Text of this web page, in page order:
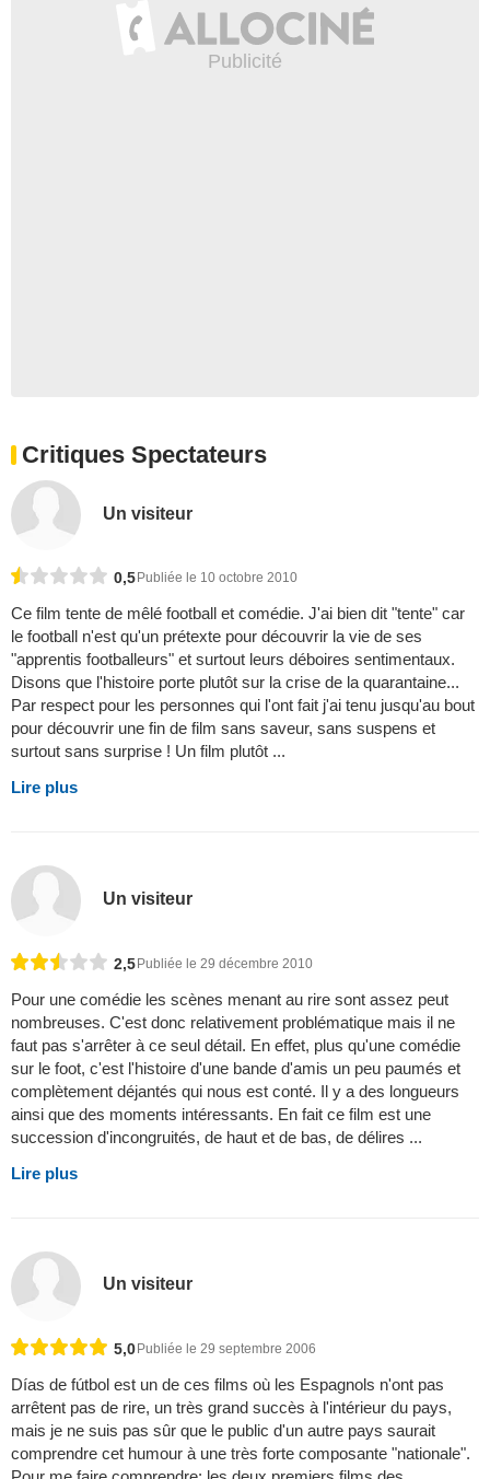
Critiques Spectateurs
Un visiteur
0,5 Publiée le 10 octobre 2010
Ce film tente de mêlé football et comédie. J'ai bien dit "tente" car
le football n'est qu'un prétexte pour découvrir la vie de ses
"apprentis footballeurs" et surtout leurs déboires sentimentaux.
Disons que l'histoire porte plutôt sur la crise de la quarantaine...
Par respect pour les personnes qui l'ont fait j'ai tenu jusqu'au bout
pour découvrir une fin de film sans saveur, sans suspens et
surtout sans surprise ! Un film plutôt ...
Lire plus
Un visiteur
2,5Publiée le 29 décembre 2010
Pour une comédie les scènes menant au rire sont assez peut
nombreuses. C'est donc relativement problématique mais il ne
faut pas s'arrêter à ce seul détail. En effet, plus qu'une comédie
sur le foot, c'est l'histoire d'une bande d'amis un peu paumés et
complètement déjantés qui nous est conté. Il y a des longueurs
ainsi que des moments intéressants. En fait ce film est une
succession d'incongruités, de haut et de bas, de délires ...
Lire plus
Un visiteur
5,0 Publiée le 29 septembre 2006
Días de fútbol est un de ces films où les Espagnols n'ont pas
arrêtent pas de rire, un très grand succès à l'intérieur du pays,
mais je ne suis pas sûr que le public d'un autre pays saurait
comprendre cet humour à une très forte composante "nationale".